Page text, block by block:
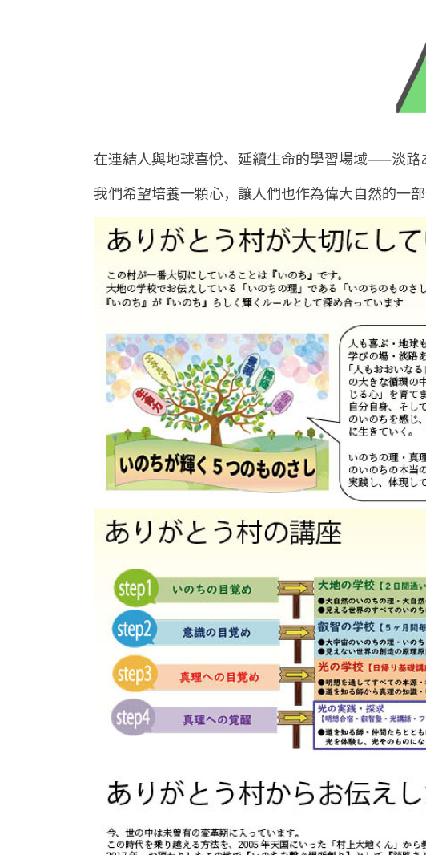
在連結人與地球喜悅、延續生命的學習場域——淡路
我們希望培養一顆心，讓人們也作為偉大自然的一